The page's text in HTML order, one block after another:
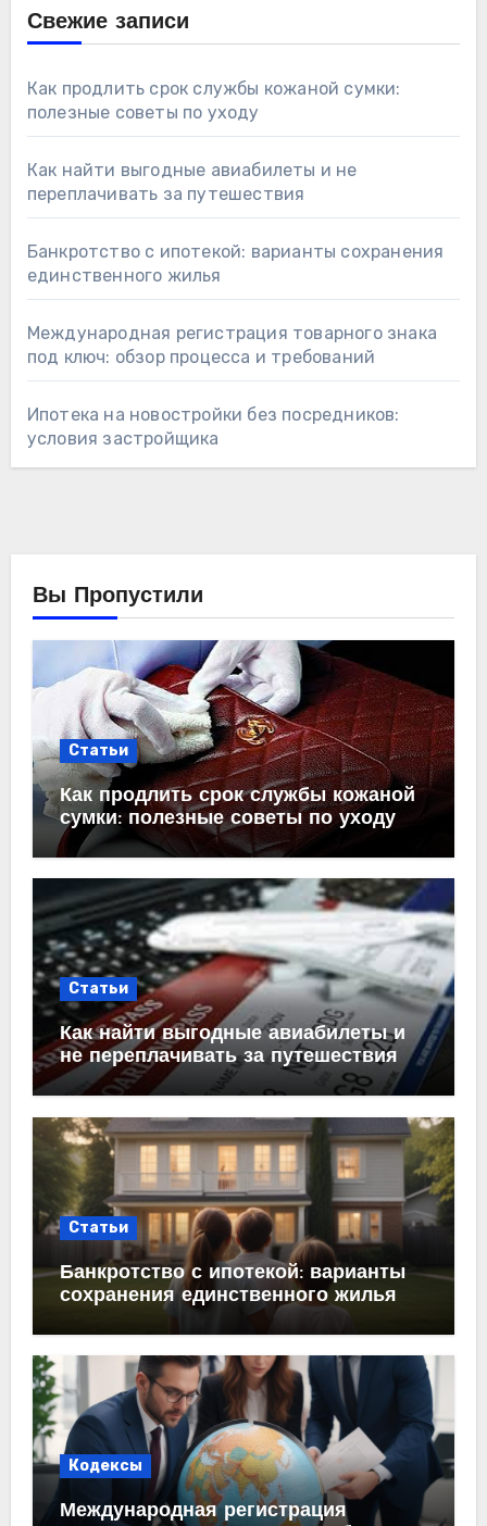
Свежие записи
Как продлить срок службы кожаной сумки:
полезные советы по уходу
Как найти выгодные авиабилеты и не
переплачивать за путешествия
Банкротство с ипотекой: варианты сохранения
единственного жилья
Международная регистрация товарного знака
под ключ: обзор процесса и требований
Ипотека на новостройки без посредников:
условия застройщика
Вы Пропустили
Статьи
Как продлить срок службы кожаной
сумки: полезные советы по уходу
Статьи
Как найти выгодные авиабилеты и
не переплачивать за путешествия
Статьи
Банкротство с ипотекой: варианты
сохранения единственного жилья
Кодексы
Международная регистрация